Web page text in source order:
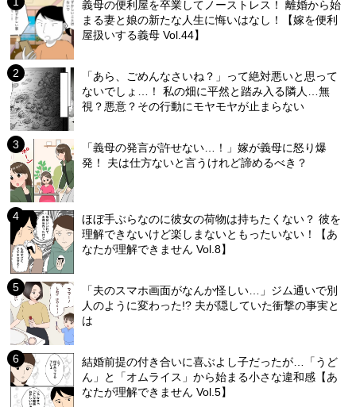
義母の便利屋を卒業してノーストレス！ 離婚から始
まる妻と娘の新たな人生に悔いはなし！【嫁を便利
屋扱いする義母 Vol.44】
「あら、ごめんなさいね？」って絶対悪いと思って
ないでしょ…！ 私の畑に平然と踏み入る隣人…無
視？悪意？その行動にモヤモヤが止まらない
「義母の発言が許せない…！」嫁が義母に怒り爆
発！ 夫は仕方ないと言うけれど諦めるべき？
ほぼ手ぶらなのに彼女の荷物は持ちたくない？ 彼を
理解できないけど楽しまないともったいない！【あ
なたが理解できません Vol.8】
「夫のスマホ画面がなんか怪しい…」ジム通いで別
人のように変わった!? 夫が隠していた衝撃の事実と
は
結婚前提の付き合いに喜ぶよし子だったが…「うど
ん」と「オムライス」から始まる小さな違和感【あ
なたが理解できません Vol.5】